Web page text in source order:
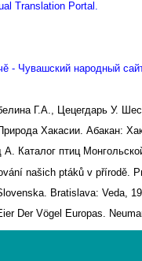
Translation Portal.
- Чувашский народный
Г.А., Цецегдарь У.
Хакасии. Абакан:
Каталог птиц
našich ptáků v přírodě.
Bratislava: Veda,
Der Vögel Europas.